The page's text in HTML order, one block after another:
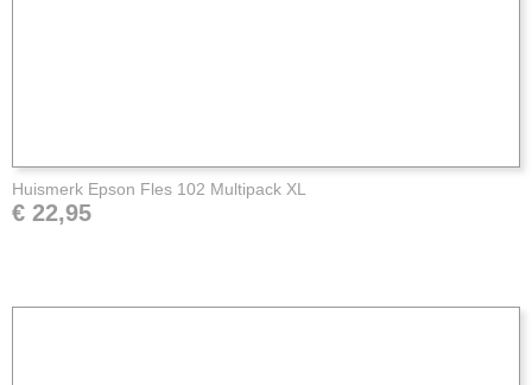
Huismerk Epson Fles 102 Multipack XL
€ 22,95